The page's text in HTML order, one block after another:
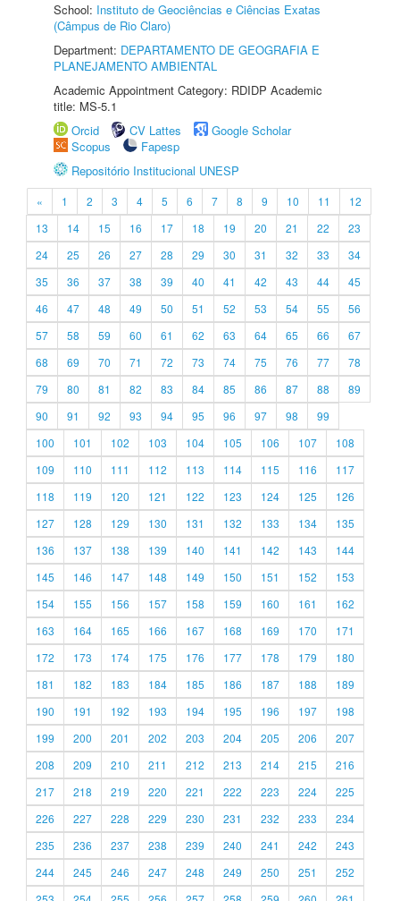
School: Instituto de Geociências e Ciências Exatas
(Câmpus de Rio Claro)
Department: DEPARTAMENTO DE GEOGRAFIA E
PLANEJAMENTO AMBIENTAL
Academic Appointment Category: RDIDP Academic
title: MS-5.1
Orcid
CV Lattes
Google Scholar
Scopus
Fapesp
Repositório Institucional UNESP
« 1 2 3 4 5 6 7 8 9 10 11
12
13
14 15 16 17 18 19 20 21 22
23
24
25 26 27 28 29 30 31 32 33
34
35
36 37 38 39 40 41 42 43 44
45
46
47 48 49 50 51 52 53 54 55
56
57
58 59 60 61 62 63 64 65 66
67
68
69 70 71 72 73 74 75 76 77
78
79
80 81 82 83 84 85 86 87 88
89
90
91 92 93 94 95 96 97 98
99
100
101 102 103 104 105 106 107
108
109
110 111 112 113 114 115 116
117
118
119 120 121 122 123 124 125
126
127
128 129 130 131 132 133 134
135
136
137 138 139 140 141 142 143
144
145
146 147 148 149 150 151 152
153
154
155 156 157 158 159 160 161
162
163
164 165 166 167 168 169 170
171
172
173 174 175 176 177 178 179
180
181
182 183 184 185 186 187 188
189
190
191 192 193 194 195 196 197
198
199
200 201 202 203 204 205 206
207
208
209 210 211 212 213 214 215
216
217
218 219 220 221 222 223 224
225
226
227 228 229 230 231 232 233
234
235
236 237 238 239 240 241 242
243
244
245 246 247 248 249 250 251
252